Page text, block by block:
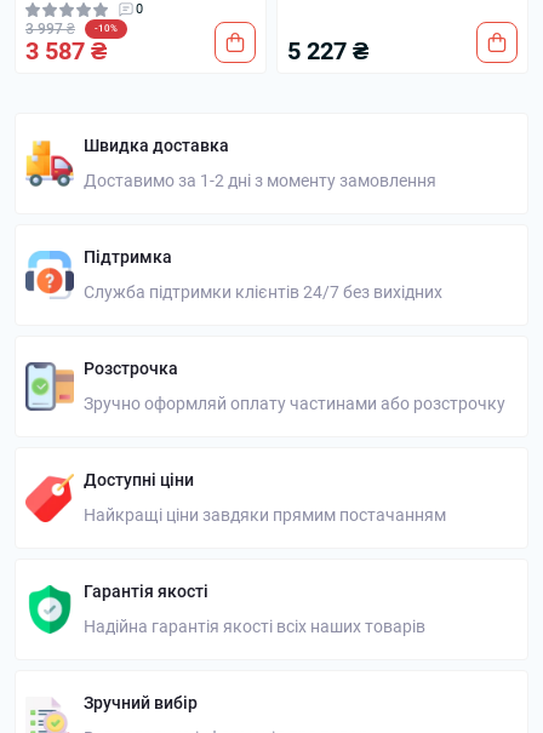
0
3 997 ₴ -10%
3 587 ₴ 5 227 ₴
Швидка доставка
Доставимо за 1-2 дні з моменту замовлення
Підтримка
Служба підтримки клієнтів 24/7 без вихідних
Розстрочка
Зручно оформляй оплату частинами або розстрочку
Доступні ціни
Найкращі ціни завдяки прямим постачанням
Гарантія якості
Надійна гарантія якості всіх наших товарів
Зручний вибір